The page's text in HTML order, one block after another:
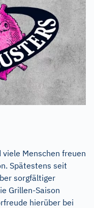
Menschen freuen
Spätestens seit
sorgfältiger
Grillen-Saison
hierüber bei